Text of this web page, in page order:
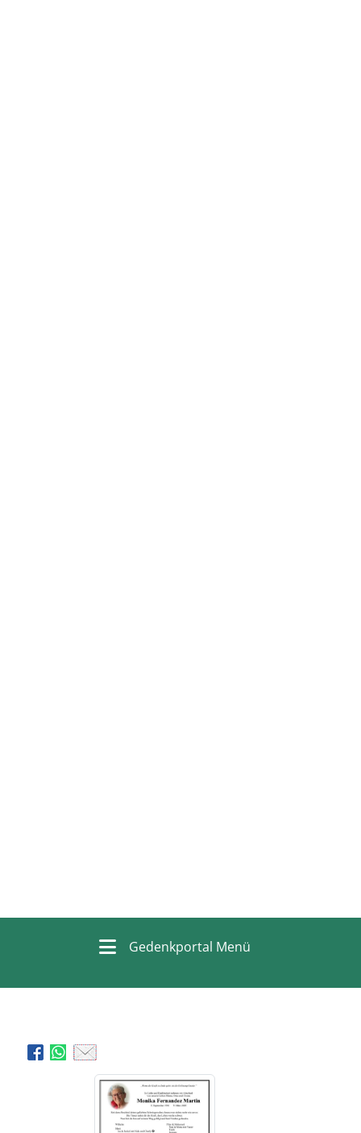
Gedenkportal Menü